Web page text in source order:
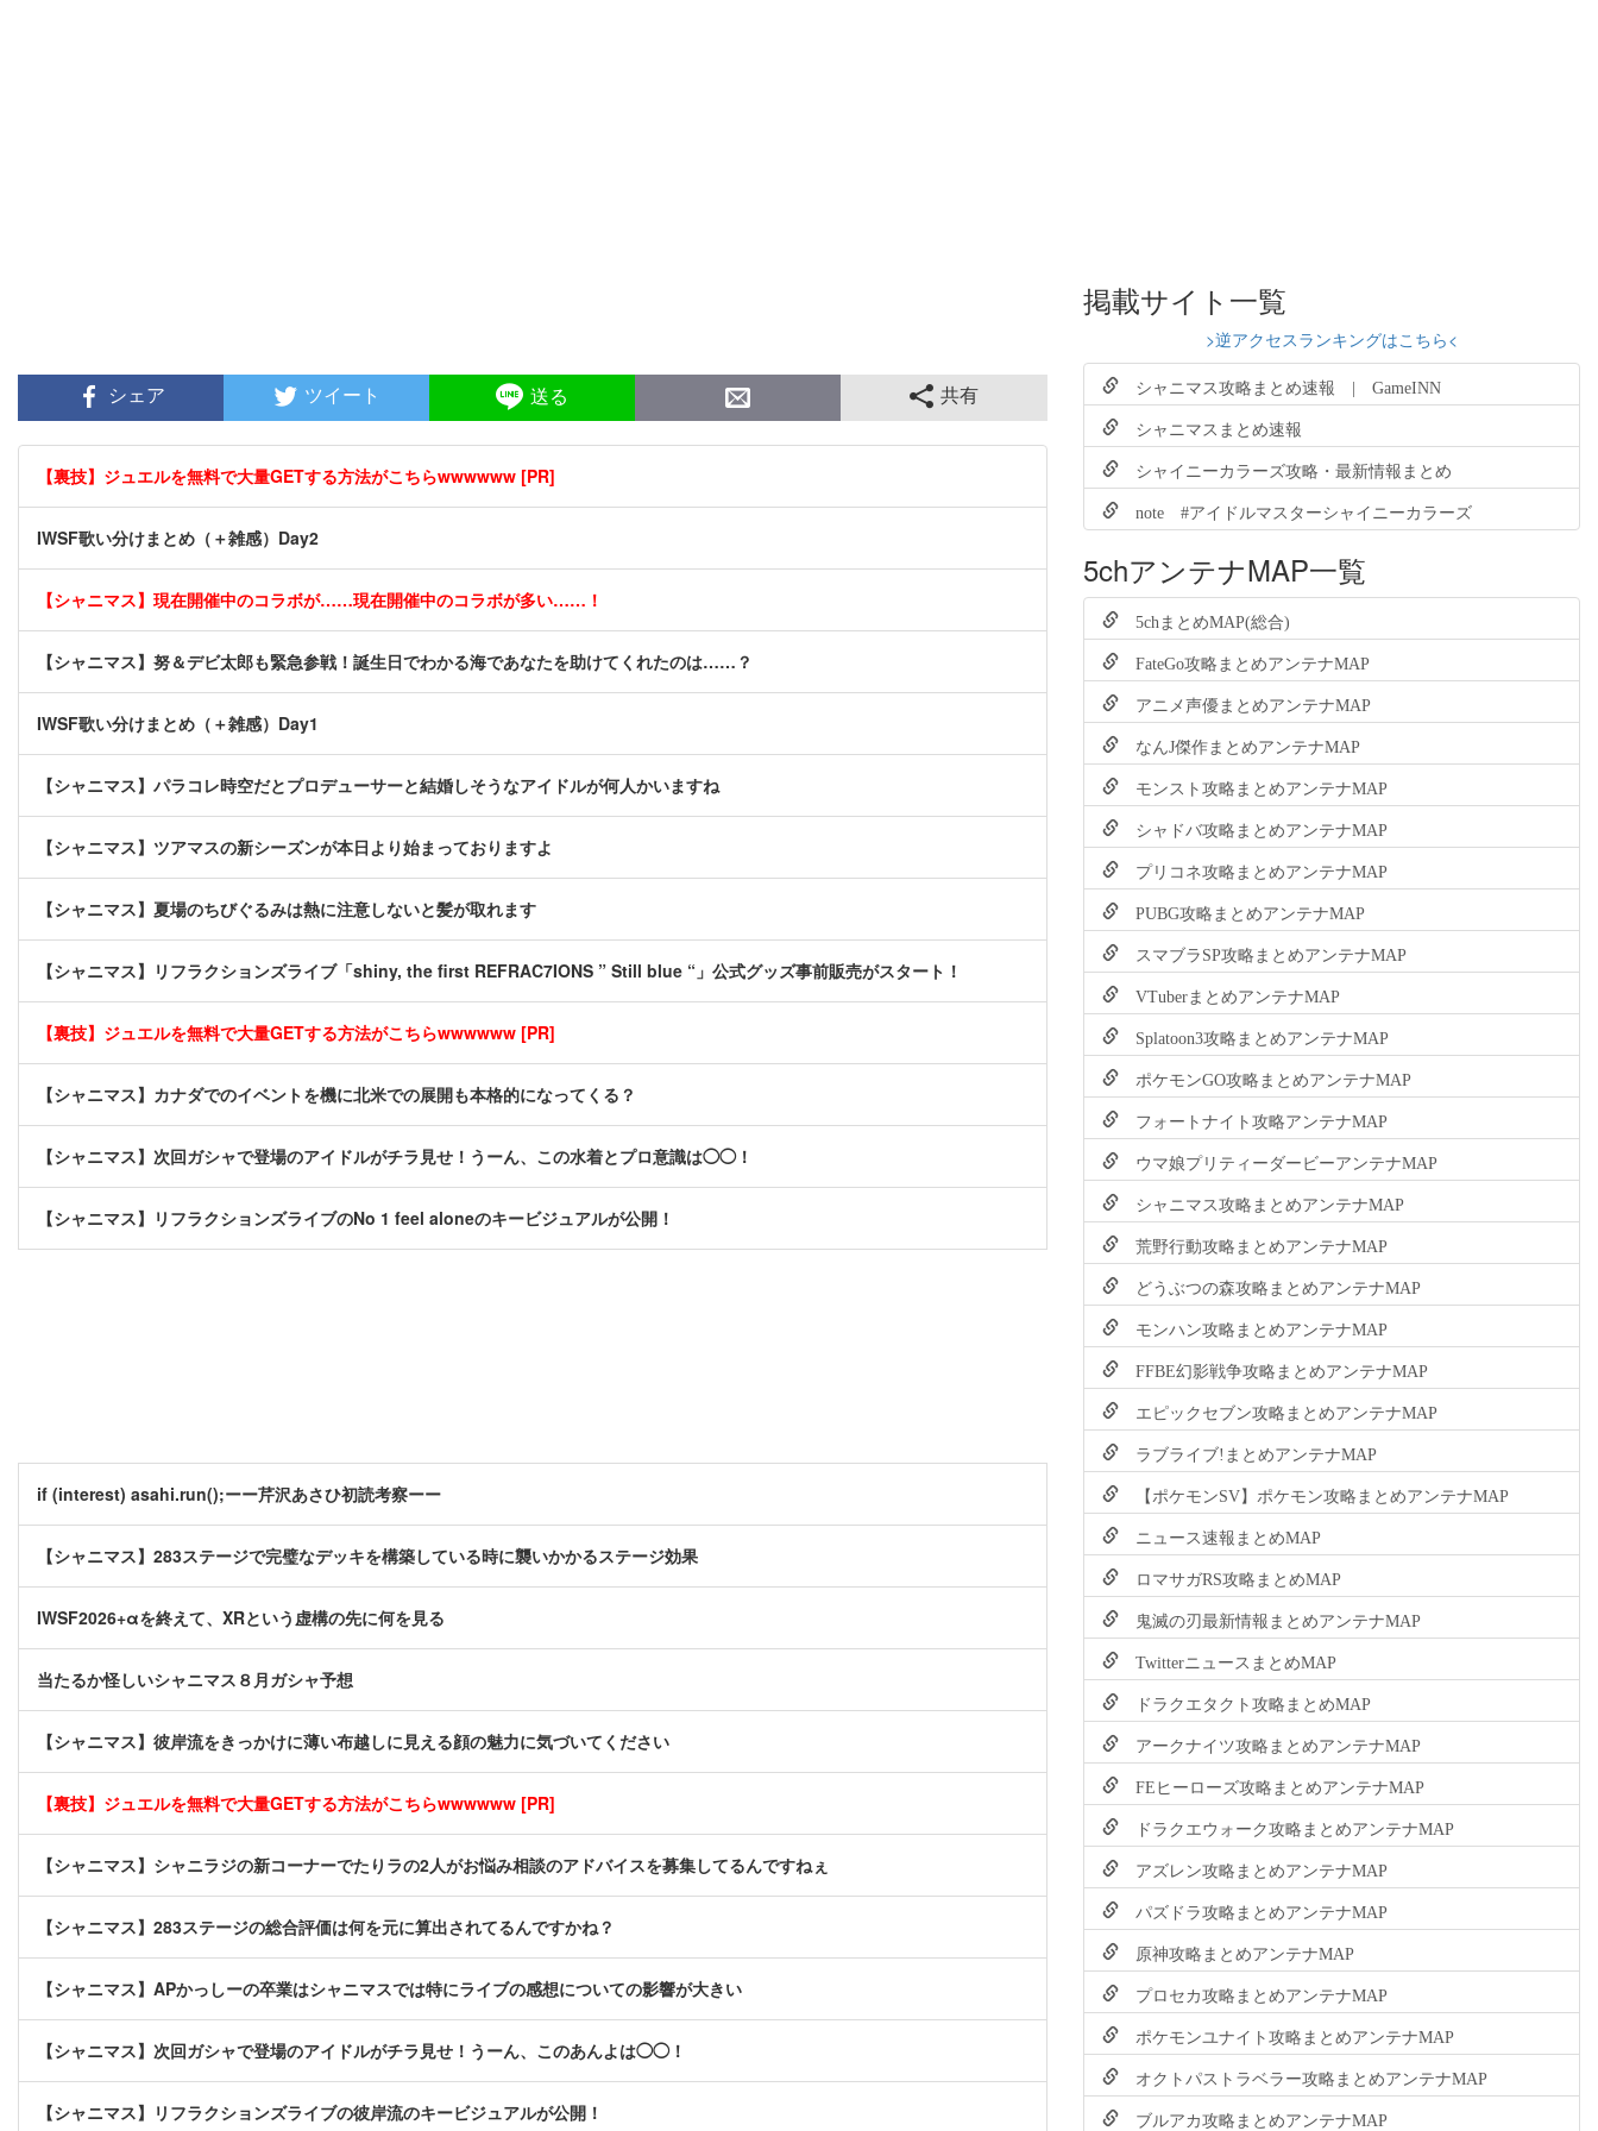
シェア ツイート 送る 共有
【裏技】ジュエルを無料で大量GETする方法がこちらwwwwww [PR]
IWSF歌い分けまとめ（＋雑感）Day2
【シャニマス】現在開催中のコラボが……現在開催中のコラボが多い……！
【シャニマス】努＆デビ太郎も緊急参戦！誕生日でわかる海であなたを助けてくれたのは……？
IWSF歌い分けまとめ（＋雑感）Day1
【シャニマス】パラコレ時空だとプロデューサーと結婚しそうなアイドルが何人かいますね
【シャニマス】ツアマスの新シーズンが本日より始まっておりますよ
【シャニマス】夏場のちびぐるみは熱に注意しないと髪が取れます
【シャニマス】リフラクションズライブ「shiny, the first REFRAC7IONS ” Still blue “」公式グッズ事前販売がスタート！
【裏技】ジュエルを無料で大量GETする方法がこちらwwwwww [PR]
【シャニマス】カナダでのイベントを機に北米での展開も本格的になってくる？
【シャニマス】次回ガシャで登場のアイドルがチラ見せ！うーん、この水着とプロ意識は◯◯！
【シャニマス】リフラクションズライブのNo 1 feel aloneのキービジュアルが公開！
if (interest) asahi.run();ーー芹沢あさひ初読考察ーー
【シャニマス】283ステージで完璧なデッキを構築している時に襲いかかるステージ効果
IWSF2026+αを終えて、XRという虚構の先に何を見る
当たるか怪しいシャニマス８月ガシャ予想
【シャニマス】彼岸流をきっかけに薄い布越しに見える顔の魅力に気づいてください
【裏技】ジュエルを無料で大量GETする方法がこちらwwwwww [PR]
【シャニマス】シャニラジの新コーナーでたりラの2人がお悩み相談のアドバイスを募集してるんですねぇ
【シャニマス】283ステージの総合評価は何を元に算出されてるんですかね？
【シャニマス】APかっしーの卒業はシャニマスでは特にライブの感想についての影響が大きい
【シャニマス】次回ガシャで登場のアイドルがチラ見せ！うーん、このあんよは◯◯！
【シャニマス】リフラクションズライブの彼岸流のキービジュアルが公開！
掲載サイト一覧
>逆アクセスランキングはこちら<
シャニマス攻略まとめ速報 | GameINN
シャニマスまとめ速報
シャイニーカラーズ攻略・最新情報まとめ
note #アイドルマスターシャイニーカラーズ
5chアンテナMAP一覧
5chまとめMAP(総合)
FateGo攻略まとめアンテナMAP
アニメ声優まとめアンテナMAP
なんJ傑作まとめアンテナMAP
モンスト攻略まとめアンテナMAP
シャドバ攻略まとめアンテナMAP
プリコネ攻略まとめアンテナMAP
PUBG攻略まとめアンテナMAP
スマブラSP攻略まとめアンテナMAP
VTuberまとめアンテナMAP
Splatoon3攻略まとめアンテナMAP
ポケモンGO攻略まとめアンテナMAP
フォートナイト攻略アンテナMAP
ウマ娘プリティーダービーアンテナMAP
シャニマス攻略まとめアンテナMAP
荒野行動攻略まとめアンテナMAP
どうぶつの森攻略まとめアンテナMAP
モンハン攻略まとめアンテナMAP
FFBE幻影戦争攻略まとめアンテナMAP
エピックセブン攻略まとめアンテナMAP
ラブライブ!まとめアンテナMAP
【ポケモンSV】ポケモン攻略まとめアンテナMAP
ニュース速報まとめMAP
ロマサガRS攻略まとめMAP
鬼滅の刃最新情報まとめアンテナMAP
TwitterニュースまとめMAP
ドラクエタクト攻略まとめMAP
アークナイツ攻略まとめアンテナMAP
FEヒーローズ攻略まとめアンテナMAP
ドラクエウォーク攻略まとめアンテナMAP
アズレン攻略まとめアンテナMAP
パズドラ攻略まとめアンテナMAP
原神攻略まとめアンテナMAP
プロセカ攻略まとめアンテナMAP
ポケモンユナイト攻略まとめアンテナMAP
オクトパストラベラー攻略まとめアンテナMAP
ブルアカ攻略まとめアンテナMAP